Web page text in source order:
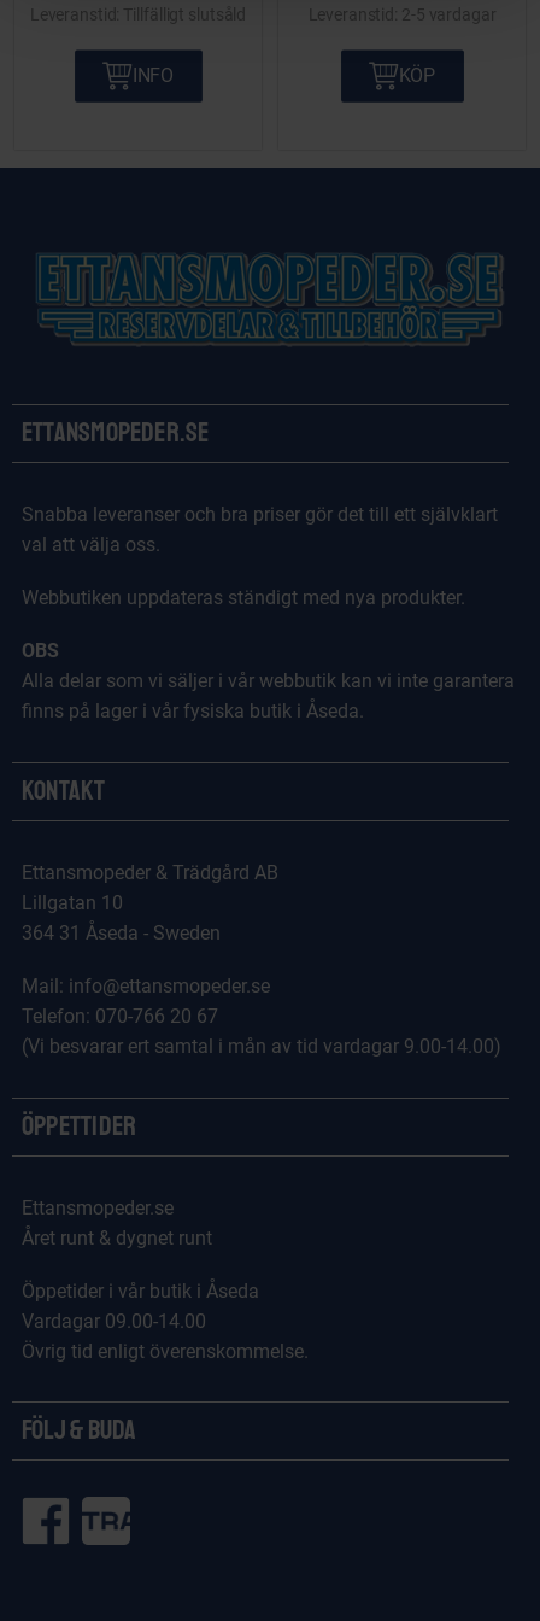
Tillfälligt slutsåld
INFO
2-5 vardagar
KÖP
Ettansmopeder.se
Snabba leveranser och bra priser gör det till ett självklart
val att välja oss.
Webbutiken uppdateras ständigt med nya produkter.
OBS
Alla delar som vi säljer i vår webbutik kan vi inte garantera
finns på lager i vår fysiska butik i Åseda.
Kontakt
Ettansmopeder & Trädgård AB
Lillgatan 10
364 31 Åseda - Sweden
Mail: info@ettansmopeder.se
Telefon: 070-766 20 67
(Vi besvarar ert samtal i mån av tid vardagar 9.00-14.00)
Öppettider
Ettansmopeder.se
Året runt & dygnet runt
Öppetider i vår butik i Åseda
Vardagar 09.00-14.00
Övrig tid enligt överenskommelse.
Följ & Buda